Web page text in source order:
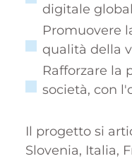
digitale
Promuovere
qualità della
Rafforzare la
società, con
Il progetto si
Slovenia, Italia,